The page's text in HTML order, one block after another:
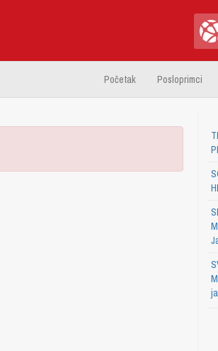
Početak Posloprimci